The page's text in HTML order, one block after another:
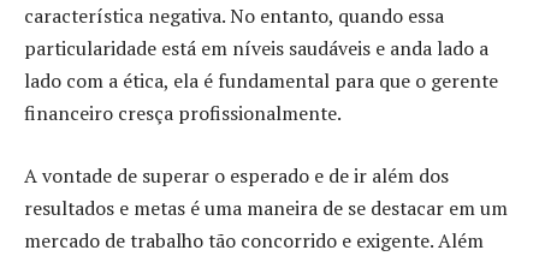
característica negativa. No entanto, quando essa
particularidade está em níveis saudáveis e anda lado a
lado com a ética, ela é fundamental para que o gerente
financeiro cresça profissionalmente.
A vontade de superar o esperado e de ir além dos
resultados e metas é uma maneira de se destacar em um
mercado de trabalho tão concorrido e exigente. Além